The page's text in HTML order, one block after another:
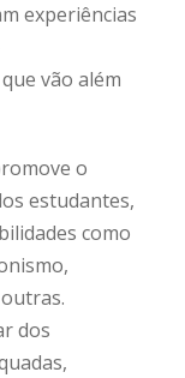
experiências
vão além
o
estudantes,
como
dos